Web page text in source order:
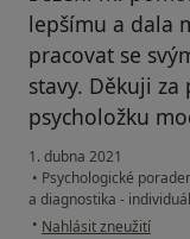
lepšímu a dala
pracovat se
stavy. Děkuji
psycholožku
1. dubna 2021
• Psychologické
a diagnostika -
• podle názoru uživatele
Nahlásit zneužití